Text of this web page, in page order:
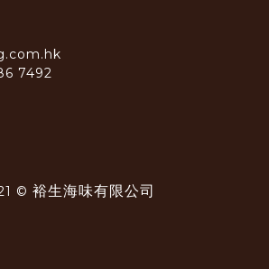
7492
© 裕生海味有限公司